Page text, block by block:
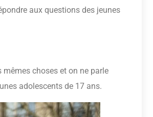
aux questions des jeunes
choses et on ne parle
adolescents de 17 ans.